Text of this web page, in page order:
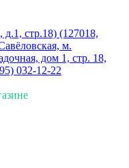
д.1, стр.18) (127018,
м.
дом 1, стр. 18,
032-12-22